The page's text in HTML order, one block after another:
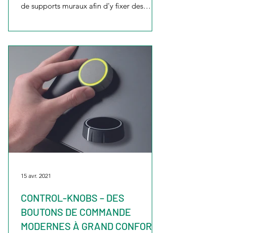
de supports muraux afin d'y fixer des
CONTROL-KNOBS – DES
BOUTONS DE COMMANDE
MODERNES À GRAND CONFORT
15 avr. 2021